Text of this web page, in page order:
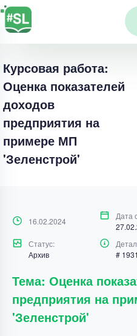
Курсовая работа:
Оценка показателей
доходов
предприятия на
примере МП
'Зеленстрой'
16.02.2024
Дата
Статус:
Архив
#
Тема: Оценка
предприятия на
'Зеленстрой'